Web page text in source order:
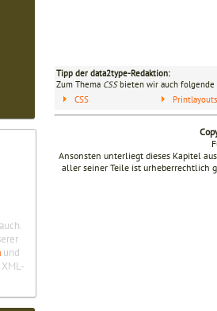
und
Tipp der data2type-Redaktion:
Zum Thema CSSbieten wir auch folgende
CSS
Ansonsten unterliegt dieses Kapitel
aller seiner Teile ist urheberrechtlich